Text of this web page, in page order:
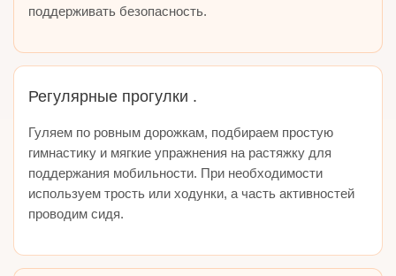
поддерживать безопасность.
Регулярные прогулки .
Гуляем по ровным дорожкам, подбираем простую
гимнастику и мягкие упражнения на растяжку для
поддержания мобильности. При необходимости
используем трость или ходунки, а часть активностей
проводим сидя.